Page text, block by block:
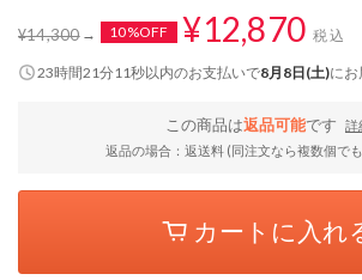
¥14,300 10%OFF ¥12,870 税込
23時間21分11秒以内のお支払いで8月8日(土)にお
この商品は返品可能です
詳
返品の場合：返送料 (同注文なら複数個で
カートに入れ